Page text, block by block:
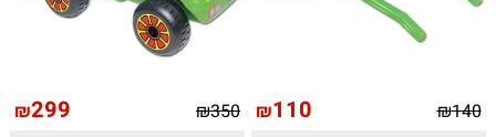
₪140
₪110
₪350
₪299